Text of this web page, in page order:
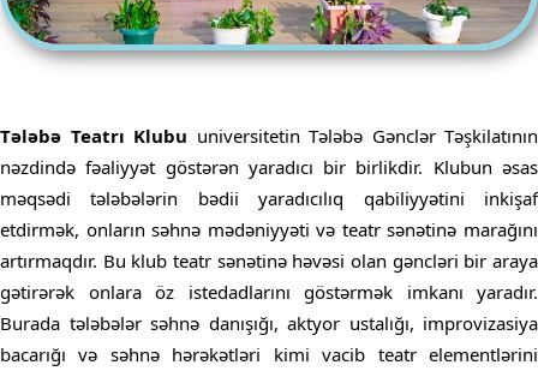
Tələbə Teatrı Klubu universitetin Tələbə Gənclər Təşkilatının
nəzdində fəaliyyət göstərən yaradıcı bir birlikdir. Klubun əsas
məqsədi tələbələrin bədii yaradıcılıq qabiliyyətini inkişaf
etdirmək, onların səhnə mədəniyyəti və teatr sənətinə marağını
artırmaqdır. Bu klub teatr sənətinə həvəsi olan gəncləri bir araya
gətirərək onlara öz istedadlarını göstərmək imkanı yaradır.
Burada tələbələr səhnə danışığı, aktyor ustalığı, improvizasiya
bacarığı və səhnə hərəkətləri kimi vacib teatr elementlərini